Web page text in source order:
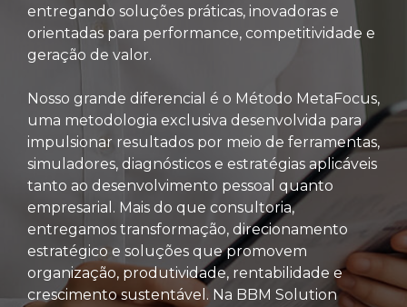
entregando soluções práticas, inovadoras e
orientadas para performance, competitividade e
geração de valor.
Nosso grande diferencial é o Método MetaFocus,
uma metodologia exclusiva desenvolvida para
impulsionar resultados por meio de ferramentas,
simuladores, diagnósticos e estratégias aplicáveis
tanto ao desenvolvimento pessoal quanto
empresarial. Mais do que consultoria,
entregamos transformação, direcionamento
estratégico e soluções que promovem
organização, produtividade, rentabilidade e
crescimento sustentável. Na BBM Solution